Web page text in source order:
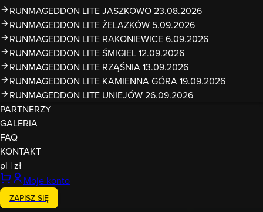
RUNMAGEDDON LITE JASZKOWO 23.08.2026
RUNMAGEDDON LITE ŻELAZKÓW 5.09.2026
RUNMAGEDDON LITE RAKONIEWICE 6.09.2026
RUNMAGEDDON LITE ŚMIGIEL 12.09.2026
RUNMAGEDDON LITE RZĄŚNIA 13.09.2026
RUNMAGEDDON LITE KAMIENNA GÓRA 19.09.2026
RUNMAGEDDON LITE UNIEJÓW 26.09.2026
PARTNERZY
GALERIA
FAQ
KONTAKT
pl |zł
Moje konto
ZAPISZ SIĘ